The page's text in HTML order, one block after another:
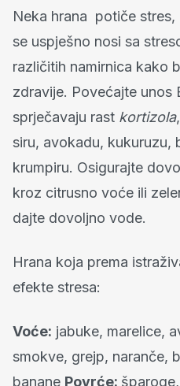
Neka hrana potiče
se uspješno nosi sa
različitih namirnica kako
zdravije. Povećajte unos
sprječavaju rast kortizola
siru, avokadu, kukuruzu,
krumpiru. Osigurajte
kroz citrusno voće ili
dajte dovoljno vode.
Hrana koja prema
efekte stresa:
Voće: jabuke, marelice,
smokve, grejp, naranče,
banane Povrće: